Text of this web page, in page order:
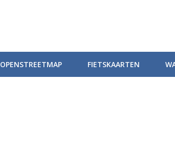
OPENSTREETMAP FIETSKAARTEN